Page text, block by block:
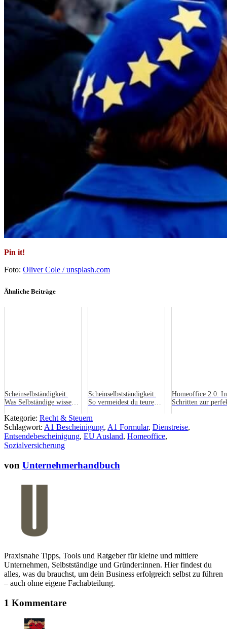
Pin it!
Foto: Oliver Cole / unsplash.com
Ähnliche Beiträge
Scheinselbständigkeit:
Was Selbständige wissen
Scheinselbstständigkeit:
So vermeidest du teure
Homeoffice 2.0:
Schritten zur
Kategorie: Recht & Steuern
Schlagwort: A1 Bescheinigung, A1 Formular, Dienstreise,
Entsendebescheinigung, EU Ausland, Homeoffice,
Sozialversicherung
von Unternehmerhandbuch
Praxisnahe Tipps, Tools und Ratgeber für kleine und mittlere
Unternehmen, Selbstständige und Gründer:innen. Hier findest du
alles, was du brauchst, um dein Business erfolgreich selbst zu führen
– auch ohne eigene Fachabteilung.
1 Kommentare